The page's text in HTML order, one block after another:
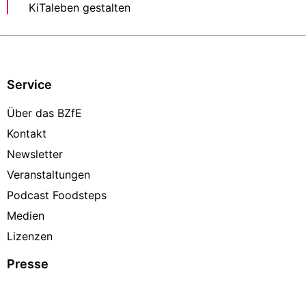
KiTaleben gestalten
Service
Über das BZfE
Kontakt
Newsletter
Veranstaltungen
Podcast Foodsteps
Medien
Lizenzen
Presse